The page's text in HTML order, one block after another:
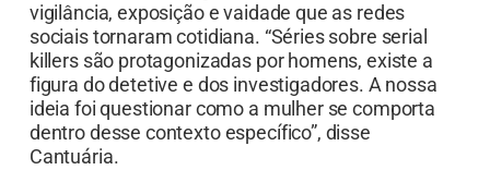
vigilância, exposição e vaidade que as redes
sociais tornaram cotidiana. “Séries sobre serial
killers são protagonizadas por homens, existe a
figura do detetive e dos investigadores. A nossa
ideia foi questionar como a mulher se comporta
dentro desse contexto específico”, disse
Cantuária.